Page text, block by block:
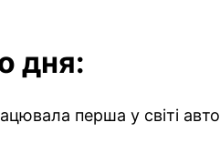
дня:
перша у світі